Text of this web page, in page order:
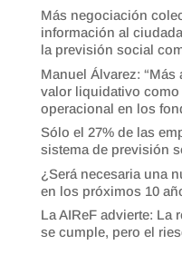
Más negociación
información al
la previsión social
Manuel Álvarez:
valor liquidativo
operacional en los
Sólo el 27% de las
sistema de previsión
¿Será necesaria una
en los próximos 10
La AIReF advierte: La
se cumple, pero el